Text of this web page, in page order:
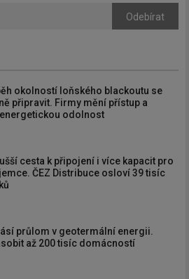
Odebírat
okolností loňského blackoutu se
připravit. Firmy mění přístup a
odolnost
cesta k připojení i více kapacit pro
ČEZ Distribuce osloví 39 tisíc
průlom v geotermální energii.
až 200 tisíc domácností